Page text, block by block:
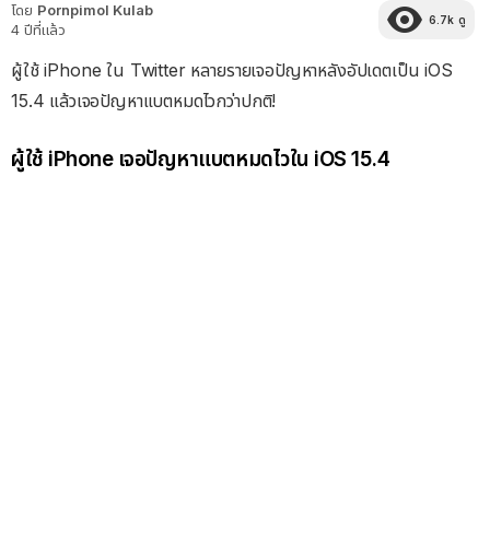
โดย Pornpimol Kulab
4 ปีที่แล้ว
6.7k ดู
ผู้ใช้ iPhone ใน Twitter หลายรายเจอปัญหาหลังอัปเดตเป็น iOS
15.4 แล้วเจอปัญหาแบตหมดไวกว่าปกติ!
ผู้ใช้ iPhone เจอปัญหาแบตหมดไวใน iOS 15.4